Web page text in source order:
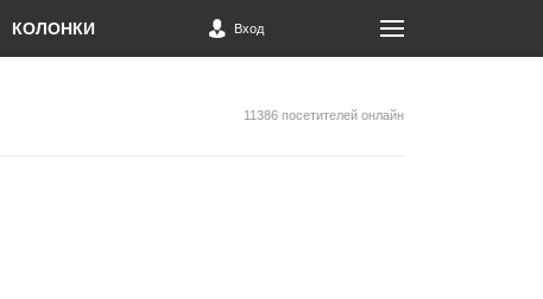
КОЛОНКИ Вход
11386 посетителей онлайн